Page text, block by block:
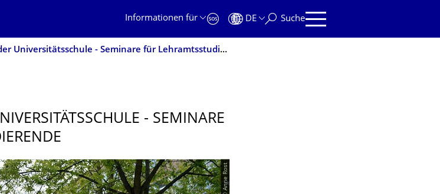
Informationen für
DE Suche
Forschen in der Universitäts­schule - Seminare für Lehramts­studie­rende
- SEMINARE
© Anne Rost